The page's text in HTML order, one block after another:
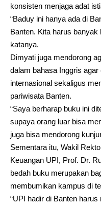
konsisten menjaga adat
“Baduy ini hanya ada di
Banten. Kita harus banyak
katanya.
Dimyati juga mendorong
dalam bahasa Inggris
internasional sekaligus
pariwisata Banten.
“Saya berharap buku ini
supaya orang luar bisa
juga bisa mendorong
Sementara itu, Wakil
Keuangan UPI, Prof. Dr.
bedah buku merupakan
membumikan kampus di
“UPI hadir di Banten